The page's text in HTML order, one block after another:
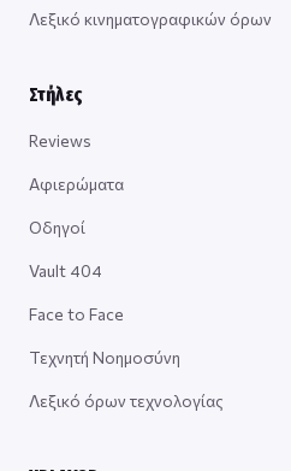
Λεξικό κινηματογραφικών όρων
Στήλες
Reviews
Αφιερώματα
Οδηγοί
Vault 404
Face to Face
Τεχνητή Νοημοσύνη
Λεξικό όρων τεχνολογίας